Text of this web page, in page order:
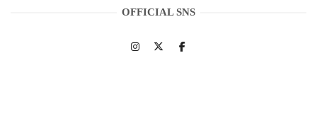
OFFICIAL SNS